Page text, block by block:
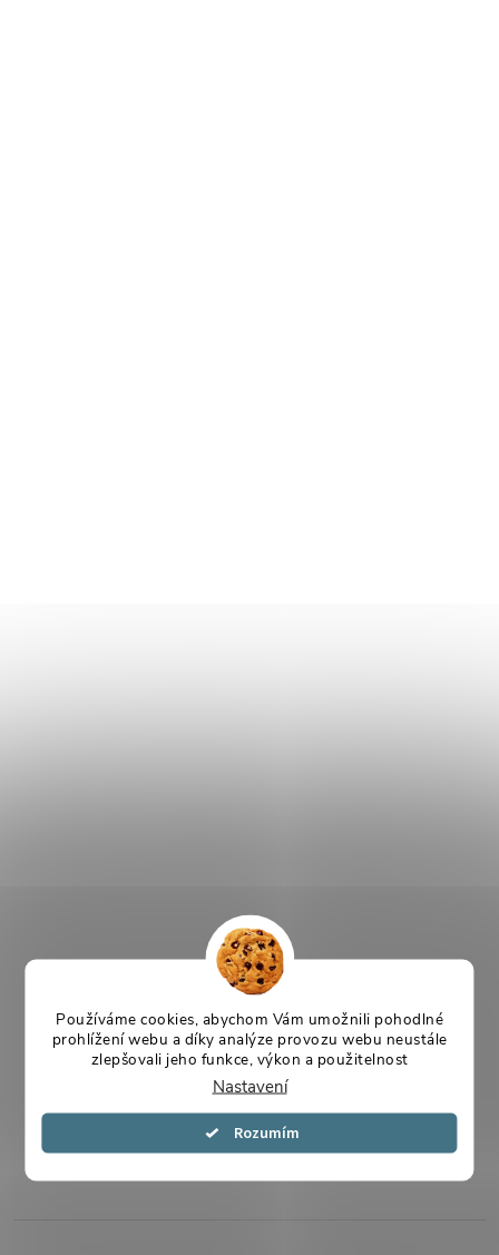
Používáme cookies, abychom Vám umožnili pohodlné
prohlížení webu a díky analýze provozu webu neustále
zlepšovali jeho funkce, výkon a použitelnost
Nastavení
Souhlasím